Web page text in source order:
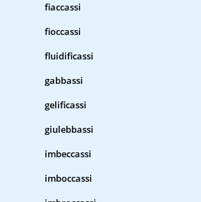
fiaccassi
fioccassi
fluidificassi
gabbassi
gelificassi
giulebbassi
imbeccassi
imboccassi